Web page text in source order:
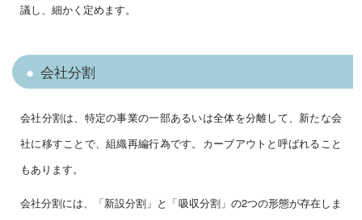
議し、細かく定めます。
会社分割
会社分割は、特定の事業の一部あるいは全体を分離して、新たな会
社に移すことで、組織再編行為です。カーブアウトと呼ばれること
もあります。
会社分割には、「新設分割」と「吸収分割」の2つの形態が存在しま